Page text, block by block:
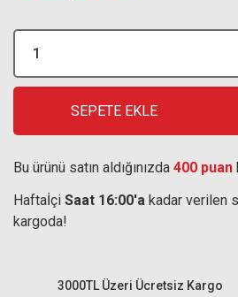
SEPETE EKLE
Bu ürünü satın aldığınızda 400 puan
Haftaİçi Saat 16:00'a kadar verilen
kargoda!
3000TL Üzeri Ücretsiz Kargo